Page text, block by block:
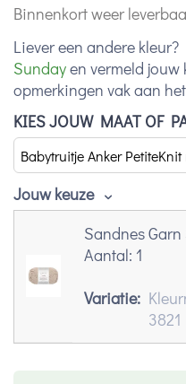
Binnenkort weer
Liever een andere
Sundayen vermeld
opmerkingen vak aan
KIES JOUW MAAT OF
Jouw keuze
Sandnes
Aantal: 1
Variatie:
3821